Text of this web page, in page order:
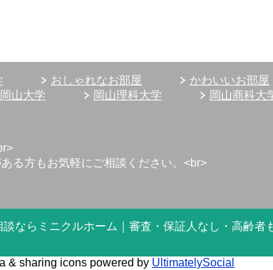
おしゃれなお部屋 かわいいお部屋
岡山大学 岡山理科大学 岡山商科大
る方もお気軽にご相談ください。<br>
ならミニクルホーム｜審査・保証人なし・高齢者
& sharing icons powered by UltimatelySocial